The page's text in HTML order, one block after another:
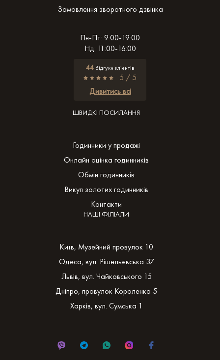
Замовлення зворотного дзвінка
Пн-Пт: 9:00-19:00
Нд: 11:00-16:00
44Відгуки клієнтів
5 / 5
Дивитись всі
ШВИДКІ ПОСИЛАННЯ
Годинники у продажі
Онлайн оцінка годинників
Обмін годинників
Викуп золотих годинників
Контакти
НАШІ ФІЛІАЛИ
Київ, Музейний провулок 10
Одеса, вул. Рішельєвська 37
Львів, вул. Чайковського 15
Дніпро, провулок Короленка 5
Харків, вул. Сумська 1